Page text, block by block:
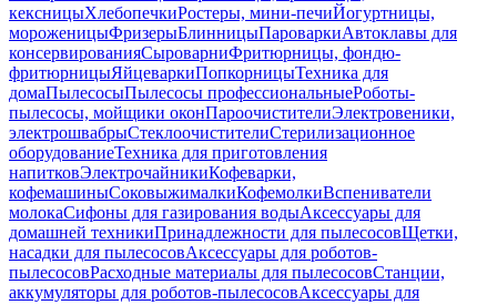
кексницыХлебопечкиРостеры, мини-печиЙогуртницы,
мороженицыФризерыБлинницыПароваркиАвтоклавы для
консервированияСыроварниФритюрницы, фондю-
фритюрницыЯйцеваркиПопкорницыТехника для
домаПылесосыПылесосы профессиональныеРоботы-
пылесосы, мойщики оконПароочистителиЭлектровеники,
электрошвабрыСтеклоочистителиСтерилизационное
оборудованиеТехника для приготовления
напитковЭлектрочайникиКофеварки,
кофемашиныСоковыжималкиКофемолкиВспениватели
молокаСифоны для газирования водыАксессуары для
домашней техникиПринадлежности для пылесосовЩетки,
насадки для пылесосовАксессуары для роботов-
пылесосовРасходные материалы для пылесосовСтанции,
аккумуляторы для роботов-пылесосовАксессуары для